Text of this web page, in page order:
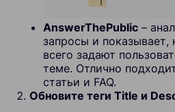
AnswerThePublic –
запросы и
всего задают
теме. Отлично
статьи и FAQ.
Обновите теги Title и